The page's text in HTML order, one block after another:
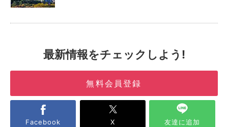
最新情報をチェックしよう!
無料会員登録
Facebook X 友達に追加